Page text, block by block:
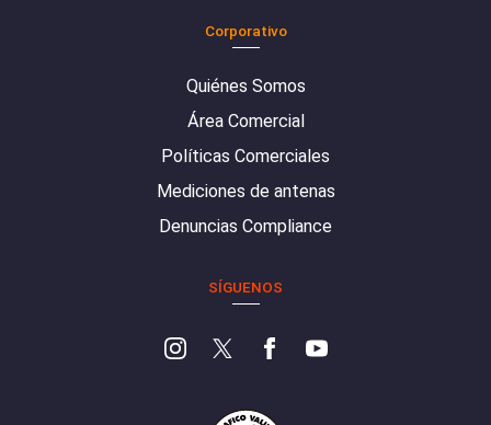
Corporativo
Quiénes Somos
Área Comercial
Políticas Comerciales
Mediciones de antenas
Denuncias Compliance
SÍGUENOS